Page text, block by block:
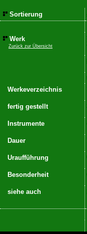
Sortierung
Werk
Zurück zur Übersicht
Werkeverzeichnis
fertig gestellt
Instrumente
Dauer
Uraufführung
Besonderheit
siehe auch